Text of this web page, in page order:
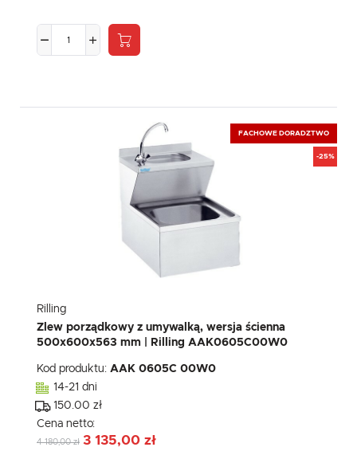
FACHOWE DORADZTWO
-25%
Rilling
Zlew porządkowy z umywalką, wersja ścienna
500x600x563 mm | Rilling AAK0605C00W0
Kod produktu: AAK 0605C 00W0
14-21 dni
150.00 zł
Cena netto:
4 180,00 zł 3 135,00 zł